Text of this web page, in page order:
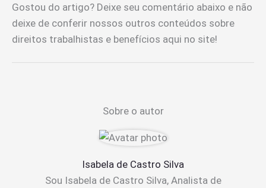
Gostou do artigo? Deixe seu comentário abaixo e não
deixe de conferir nossos outros conteúdos sobre
direitos trabalhistas e benefícios aqui no site!
Sobre o autor
Isabela de Castro Silva
Sou Isabela de Castro Silva, Analista de